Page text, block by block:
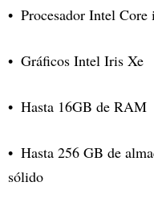
Procesador Intel Core
Gráficos Intel Iris Xe
Hasta 16GB de RAM
Hasta 256 GB de
sólido